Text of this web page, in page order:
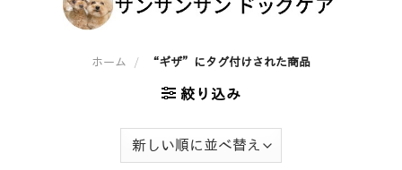
ホーム / “ギザ”にタグ付けされた商品
絞り込み